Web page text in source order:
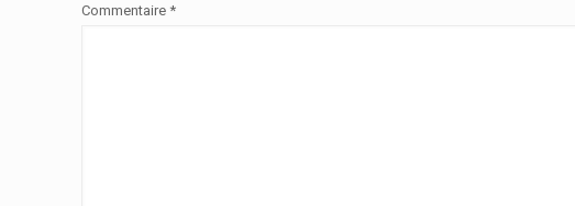
Commentaire *